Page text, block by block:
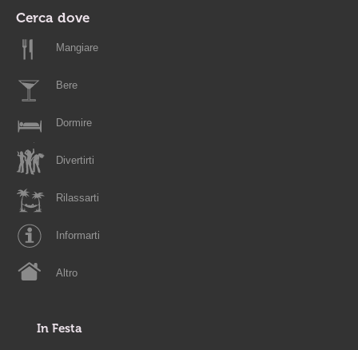
Cerca dove
Mangiare
Bere
Dormire
Divertirti
Rilassarti
Informarti
Altro
In Festa